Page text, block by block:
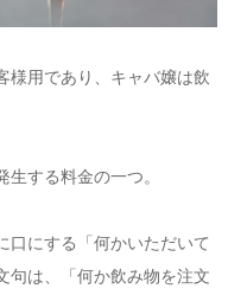
様用であり、キャバ嬢は飲
する料金の一つ。
口にする「何かいただいて
句は、「何か飲み物を注文